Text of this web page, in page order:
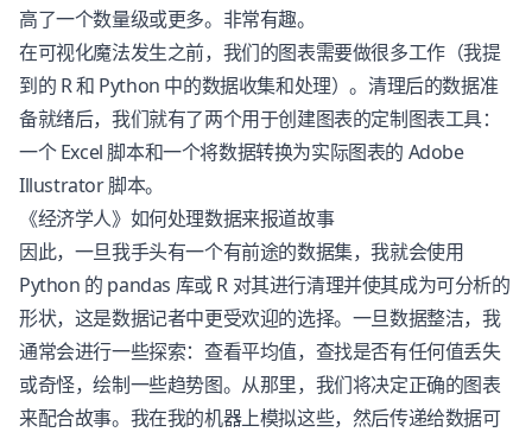
高了一个数量级或更多。非常有趣。
在可视化魔法发生之前，我们的图表需要做很多工作（我提
到的 R 和 Python 中的数据收集和处理）。清理后的数据准
备就绪后，我们就有了两个用于创建图表的定制图表工具：
一个 Excel 脚本和一个将数据转换为实际图表的 Adobe
Illustrator 脚本。
《经济学人》如何处理数据来报道故事
因此，一旦我手头有一个有前途的数据集，我就会使用
Python 的 pandas 库或 R 对其进行清理并使其成为可分析的
形状，这是数据记者中更受欢迎的选择。一旦数据整洁，我
通常会进行一些探索：查看平均值，查找是否有任何值丢失
或奇怪，绘制一些趋势图。从那里，我们将决定正确的图表
来配合故事。我在我的机器上模拟这些，然后传递给数据可